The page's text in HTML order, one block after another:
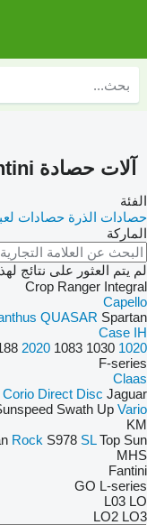
آلات حصادة Fantini
الفئة
حصادات الذرة حصادات
الماركة
لم يتم العثور على نتائج
Crop Ranger Integral
Capello
QUASAR Spartan
Case IH
1020
1030
1083
2020
F-series
Claas
Corio Direct Disc Jaguar
Swath Up Vario
KM
Rock S978 SL Top Sun
MHS
Fantini
GO L-series
L03 LO
LO2 LO3